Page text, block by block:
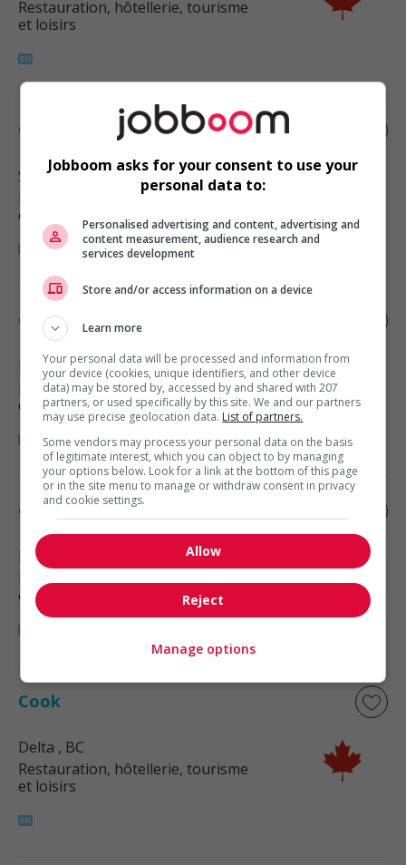
Restauration, hôtellerie, tourisme
et loisirs
Cook
Surrey, BC
Restauration, hôtellerie, tourisme
et loisirs
Cook
Mission, BC
Restauration, hôtellerie, tourisme
et loisirs
Cook
Burnaby
Restauration, hôtellerie, tourisme
et loisirs
Cook
Delta , BC
Restauration, hôtellerie, tourisme
et loisirs
Jobboom asks for your consent to use your
personal data to:
Personalised advertising and content, advertising and
content measurement, audience research and
services development
Store and/or access information on a device
Learn more
Your personal data will be processed and information from
your device (cookies, unique identifiers, and other device
data) may be stored by, accessed by and shared with 207
partners, or used specifically by this site. We and our partners
may use precise geolocation data. List of partners.
Some vendors may process your personal data on the basis
of legitimate interest, which you can object to by managing
your options below. Look for a link at the bottom of this page
or in the site menu to manage or withdraw consent in privacy
and cookie settings.
Allow
Reject
Manage options